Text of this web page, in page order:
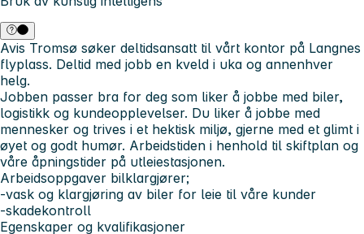
Avis Tromsø søker deltidsansatt til vårt kontor på Langnes
flyplass. Deltid med jobb en kveld i uka og annenhver
helg.
Jobben passer bra for deg som liker å jobbe med biler,
logistikk og kundeopplevelser. Du liker å jobbe med
mennesker og trives i et hektisk miljø, gjerne med et glimt i
øyet og godt humør. Arbeidstiden i henhold til skiftplan og
våre åpningstider på utleiestasjonen.
Arbeidsoppgaver bilklargjører;
-vask og klargjøring av biler for leie til våre kunder
-skadekontroll
Egenskaper og kvalifikasjoner